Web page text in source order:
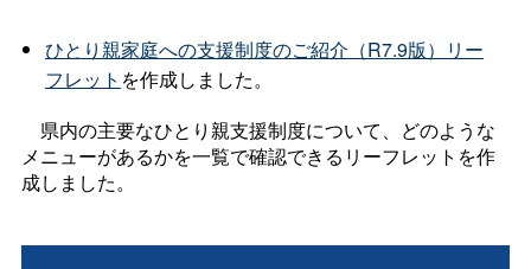
ひとり親家庭への支援制度のご紹介（R7.9版）リー
フレット を作成しました。
県内の主要なひとり親支援制度について、どのような
メニューがあるかを一覧で確認できるリーフレットを作
成しました。